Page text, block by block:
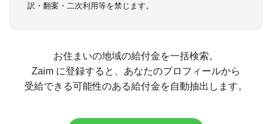
訳・翻案・二次利用等を禁じます。
お住まいの地域の給付金を一括検索。
Zaim に登録すると、あなたのプロフィールから
受給できる可能性のある給付金を自動抽出します。